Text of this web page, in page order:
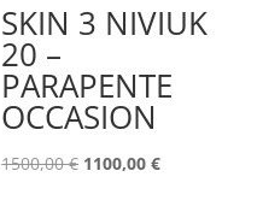
SKIN 3 NIVIUK
20 –
PARAPENTE
OCCASION
1500,00€ Le
1100,00€Le